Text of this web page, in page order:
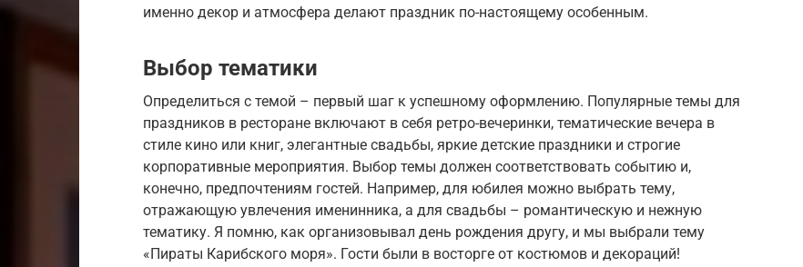
именно декор и атмосфера делают праздник по-настоящему особенным.
Выбор тематики
Определиться с темой – первый шаг к успешному оформлению. Популярные темы для
праздников в ресторане включают в себя ретро-вечеринки, тематические вечера в
стиле кино или книг, элегантные свадьбы, яркие детские праздники и строгие
корпоративные мероприятия. Выбор темы должен соответствовать событию и,
конечно, предпочтениям гостей. Например, для юбилея можно выбрать тему,
отражающую увлечения именинника, а для свадьбы – романтическую и нежную
тематику. Я помню, как организовывал день рождения другу, и мы выбрали тему
«Пираты Карибского моря». Гости были в восторге от костюмов и декораций!